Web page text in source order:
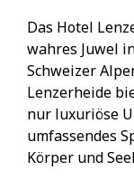
Das Hotel
wahres Juwel
Schweizer
Lenzerheide
nur luxuriöse
umfassendes
Körper und